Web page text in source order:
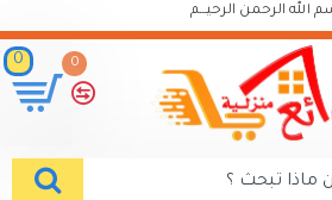
الله الرحمن الرحيـــم
0
0